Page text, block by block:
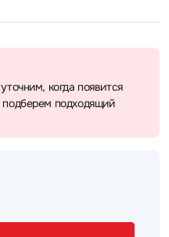
когда появится
подходящий